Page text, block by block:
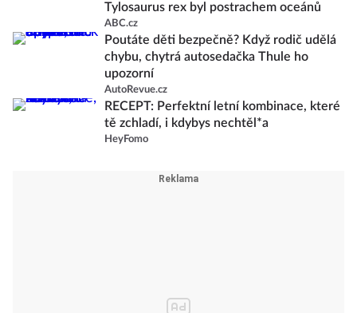
Tylosaurus rex byl postrachem oceánů
ABC.cz
Poutáte děti bezpečně? Když rodič udělá
chybu, chytrá autosedačka Thule ho
upozorní
AutoRevue.cz
RECEPT: Perfektní letní kombinace, které
tě zchladí, i kdybys nechtěl*a
HeyFomo